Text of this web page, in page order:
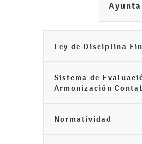
Ley de Disciplina
Sistema de
Armonización
Normatividad